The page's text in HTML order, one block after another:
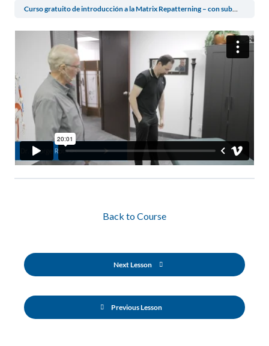
Curso gratuito de introducción a la Matrix Repatterning – con subtítulos en español
Previous Lesson
Back to Course
Next Lesson